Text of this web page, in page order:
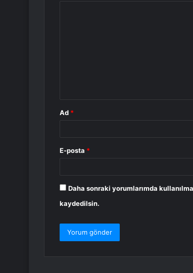
Ad *
E-posta *
Daha sonraki yorumlarımda
kaydedilsin.